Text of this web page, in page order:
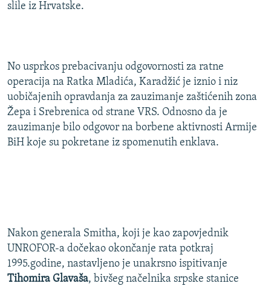
slile iz Hrvatske.
No usprkos prebacivanju odgovornosti za ratne
operacija na Ratka Mladića, Karadžić je iznio i niz
uobičajenih opravdanja za zauzimanje zaštićenih zona
Žepa i Srebrenica od strane VRS. Odnosno da je
zauzimanje bilo odgovor na borbene aktivnosti Armije
BiH koje su pokretane iz spomenutih enklava.
Nakon generala Smitha, koji je kao zapovjednik
UNROFOR-a dočekao okončanje rata potkraj
1995.godine, nastavljeno je unakrsno ispitivanje
Tihomira Glavaša, bivšeg načelnika srpske stanice